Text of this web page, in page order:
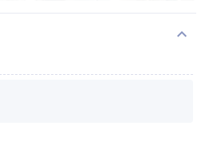
+14
expand_more